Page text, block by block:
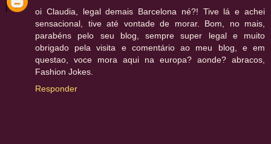
oi Claudia, legal demais Barcelona né?! Tive lá e achei
sensacional, tive até vontade de morar. Bom, no mais,
parabéns pelo seu blog, sempre super legal e muito
obrigado pela visita e comentário ao meu blog, e em
questao, voce mora aqui na europa? aonde? abracos,
Fashion Jokes.
Responder